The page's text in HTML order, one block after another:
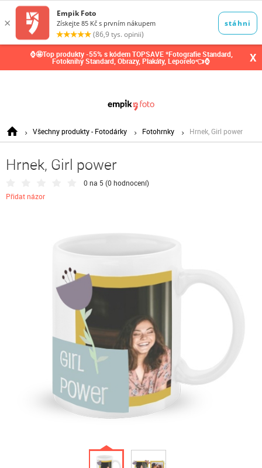
⌚🤩Top produkty -55% s kódem TOPSAVE *Fotografie Standard,
Fotoknihy Standard, Obrazy, Plakáty, Leporelo👈⌚ X
Všechny produkty - Fotodárky Fotohrnky Hrnek, Girl power
Hrnek, Girl power
0 na 5 (0 hodnocení)
Přidat názor